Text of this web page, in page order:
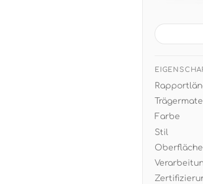
Creme,
restlos
Farbe
Stil